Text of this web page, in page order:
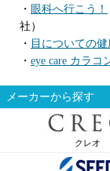
・ 眼科へ行こう！
社）
・ 目についての
・ eye care カラコ
メーカーから探す
クレオ